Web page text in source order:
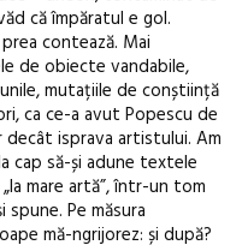
că împăratul e gol.
contează. Mai
de obiecte vandabile,
mutațiile de conștiință
ca ce-a avut Popescu de
decât isprava artistului. Am
cap să-și adune textele
mare artă”, într-un tom
Pe măsura
mă-ngrijorez: și după?